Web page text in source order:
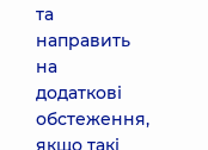
та
направить
на
додаткові
обстеження,
якщо такі